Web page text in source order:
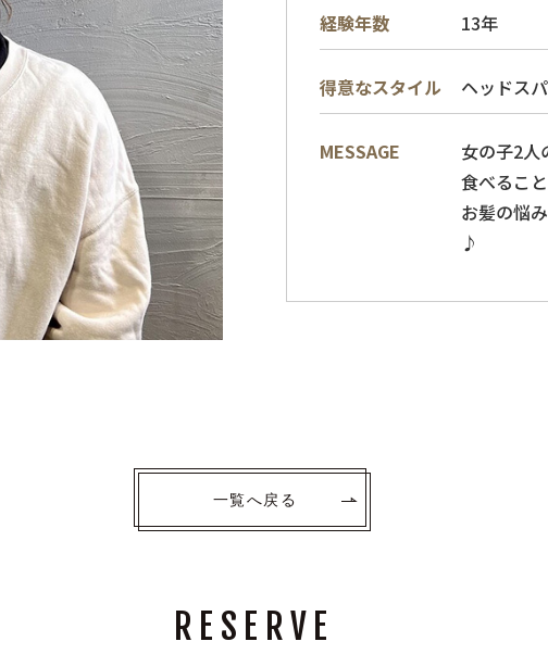
経験年数 13年
得意なスタイル ヘッドス
MESSAGE 女の子2人
食べるこ
お髪の悩
♪
一覧へ戻る
RESERVE